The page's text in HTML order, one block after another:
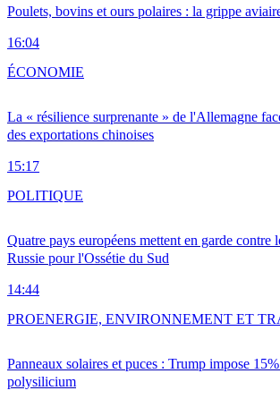
Poulets, bovins et ours polaires : la grippe
16:04
La « résilience surprenante » de l'Allemagne
des exportations chinoises
15:17
ÉCONOMIE
Quatre pays européens mettent en garde contre
Russie pour l'Ossétie du Sud
14:44
POLITIQUE
Panneaux solaires et puces : Trump impose
polysilicium
PROENERGIE, ENVIRONNEMENT ET